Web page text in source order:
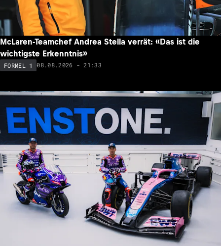
McLaren-Teamchef Andrea Stella verrät: «Das ist die
wichtigste Erkenntnis»
FORMEL 1 08.08.2026 - 21:33